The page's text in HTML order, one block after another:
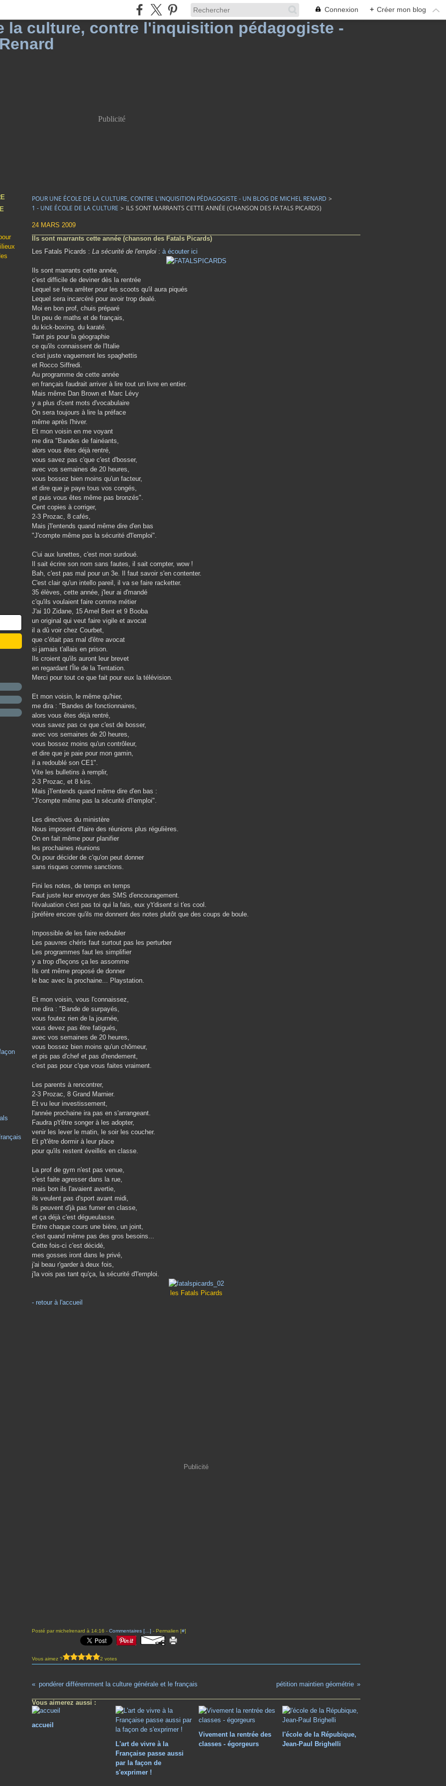
Connexion + Créer mon blog
Publicité
POUR UNE ÉCOLE DE LA CULTURE, CONTRE L'INQUISITION PÉDAGOGISTE - UN BLOG DE MICHEL RENARD >
1 - UNE ÉCOLE DE LA CULTURE > ILS SONT MARRANTS CETTE ANNÉE (CHANSON DES FATALS PICARDS)
24 MARS 2009
Ils sont marrants cette année (chanson des Fatals Picards)
Les Fatals Picards : La sécurité de l'emploi : à écouter ici
Ils sont marrants cette année,
c'est difficile de deviner dès la rentrée
Lequel se fera arrêter pour les scoots qu'il aura piqués
Lequel sera incarcéré pour avoir trop dealé.
Moi en bon prof, chuis préparé
Un peu de maths et de français,
du kick-boxing, du karaté.
Tant pis pour la géographie
ce qu'ils connaissent de l'Italie
c'est juste vaguement les spaghettis
et Rocco Siffredi.
Au programme de cette année
en français faudrait arriver à lire tout un livre en entier.
Mais même Dan Brown et Marc Lévy
y a plus d'cent mots d'vocabulaire
On sera toujours à lire la préface
même après l'hiver.
Et mon voisin en me voyant
me dira "Bandes de fainéants,
alors vous êtes déjà rentré,
vous savez pas c'que c'est d'bosser,
avec vos semaines de 20 heures,
vous bossez bien moins qu'un facteur,
et dire que je paye tous vos congés,
et puis vous êtes même pas bronzés".
Cent copies à corriger,
2-3 Prozac, 8 cafés,
Mais j'l'entends quand même dire d'en bas
"J'compte même pas la sécurité d'l'emploi".
C'ui aux lunettes, c'est mon surdoué.
Il sait écrire son nom sans fautes, il sait compter, wow !
Bah, c'est pas mal pour un 3e. Il faut savoir s'en contenter.
C'est clair qu'un intello pareil, il va se faire racketter.
35 élèves, cette année, j'leur ai d'mandé
c'qu'ils voulaient faire comme métier
J'ai 10 Zidane, 15 Amel Bent et 9 Booba
un original qui veut faire vigile et avocat
il a dû voir chez Courbet,
que c'était pas mal d'être avocat
si jamais t'allais en prison.
Ils croient qu'ils auront leur brevet
en regardant l'Île de la Tentation.
Merci pour tout ce que fait pour eux la télévision.
Et mon voisin, le même qu'hier,
me dira : "Bandes de fonctionnaires,
alors vous êtes déjà rentré,
vous savez pas ce que c'est de bosser,
avec vos semaines de 20 heures,
vous bossez moins qu'un contrôleur,
et dire que je paie pour mon gamin,
il a redoublé son CE1".
Vite les bulletins à remplir,
2-3 Prozac, et 8 kirs.
Mais j'l'entends quand même dire d'en bas :
"J'compte même pas la sécurité d'l'emploi".
Les directives du ministère
Nous imposent d'faire des réunions plus régulières.
On en fait même pour planifier
les prochaines réunions
Ou pour décider de c'qu'on peut donner
sans risques comme sanctions.
Fini les notes, de temps en temps
Faut juste leur envoyer des SMS d'encouragement.
l'évaluation c'est pas toi qui la fais, eux y't'disent si t'es cool.
j'préfère encore qu'ils me donnent des notes plutôt que des coups de boule.
Impossible de les faire redoubler
Les pauvres chéris faut surtout pas les perturber
Les programmes faut les simplifier
y a trop d'leçons ça les assomme
Ils ont même proposé de donner
le bac avec la prochaine... Playstation.
Et mon voisin, vous l'connaissez,
me dira : "Bande de surpayés,
vous foutez rien de la journée,
vous devez pas être fatigués,
avec vos semaines de 20 heures,
vous bossez bien moins qu'un chômeur,
et pis pas d'chef et pas d'rendement,
c'est pas pour c'que vous faites vraiment.
Les parents à rencontrer,
2-3 Prozac, 8 Grand Marnier.
Et vu leur investissement,
l'année prochaine ira pas en s'arrangeant.
Faudra p't'être songer à les adopter,
venir les lever le matin, le soir les coucher.
Et p't'être dormir à leur place
pour qu'ils restent éveillés en classe.
La prof de gym n'est pas venue,
s'est faite agresser dans la rue,
mais bon ils l'avaient avertie,
ils veulent pas d'sport avant midi,
ils peuvent d'jà pas fumer en classe,
et ça déjà c'est dégueulasse.
Entre chaque cours une bière, un joint,
c'est quand même pas des gros besoins...
Cette fois-ci c'est décidé,
mes gosses iront dans le privé,
j'ai beau r'garder à deux fois,
j'la vois pas tant qu'ça, la sécurité d'l'emploi.
les Fatals Picards
- retour à l'accueil
Publicité
Posté par michelrenard à 14:16 - Commentaires [ ] - Permalien [#]
Vous aimez ? 2 votes
pondérer différemment la culture générale et le français pétition maintien géométrie
Vous aimerez aussi :
accueil
L'art de vivre à la
Française passe aussi
par la façon de
s'exprimer !
Vivement la rentrée des
classes - égorgeurs
l'école de la Répubique,
Jean-Paul Brighelli